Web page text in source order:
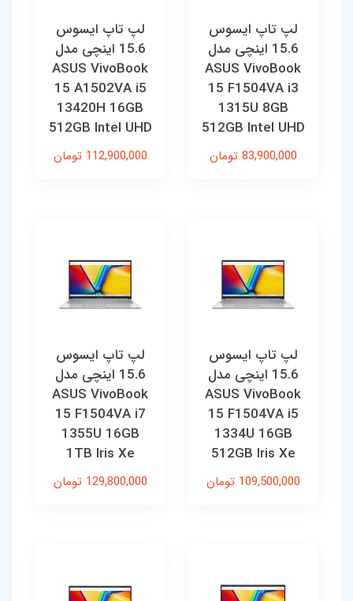
لپ تاپ ایسوس
15.6 اینچی مدل
ASUS VivoBook
15 F1504VA i3
1315U 8GB
512GB Intel UHD
83,900,000 تومان
لپ تاپ ایسوس
15.6 اینچی مدل
ASUS VivoBook
15 A1502VA i5
13420H 16GB
512GB Intel UHD
112,900,000 تومان
لپ تاپ ایسوس
15.6 اینچی مدل
ASUS VivoBook
15 F1504VA i5
1334U 16GB
512GB Iris Xe
109,500,000 تومان
لپ تاپ ایسوس
15.6 اینچی مدل
ASUS VivoBook
15 F1504VA i7
1355U 16GB
1TB Iris Xe
129,800,000 تومان